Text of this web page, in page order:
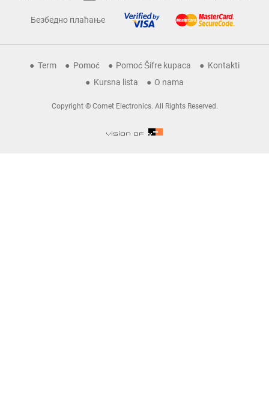
Безбедно плаћање
Term Pomoć Pomoć Šifre kupaca
Kontakti
Kursna lista
O nama
Copyright © Comet Electronics. All Rights Reserved.